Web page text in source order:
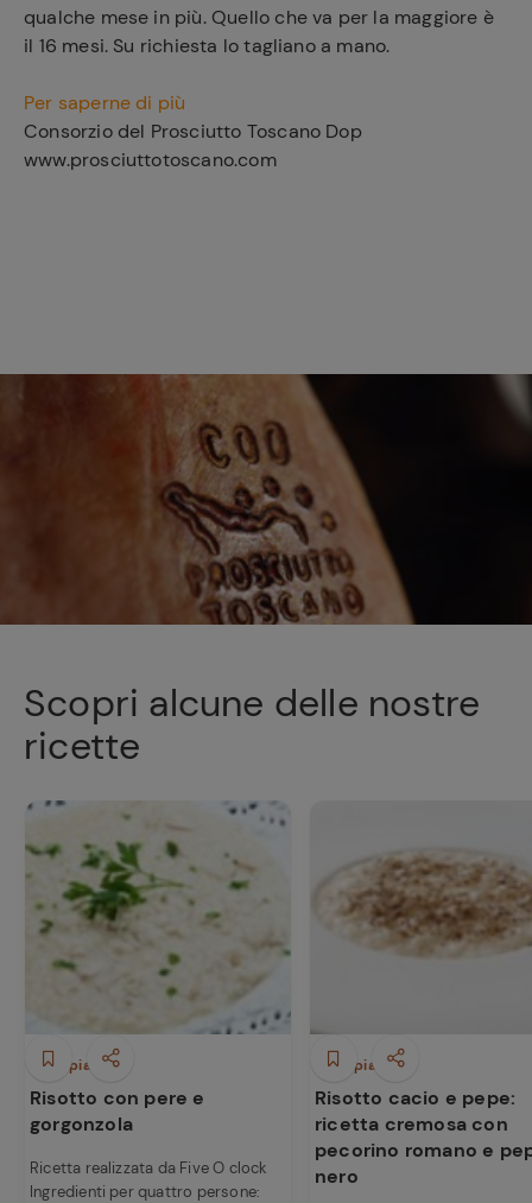
qualche mese in più. Quello che va per la maggiore è
il 16 mesi. Su richiesta lo tagliano a mano.
Per saperne di più
Consorzio del Prosciutto Toscano Dop
www.prosciuttotoscano.com
Scopri alcune delle nostre
ricette
Primi piatti
Risotto con pere e
gorgonzola
Ricetta realizzata da Five O clock
Ingredienti per quattro persone:
Primi piatti
Risotto cacio e pepe:
ricetta cremosa con
pecorino romano e
nero
preferite